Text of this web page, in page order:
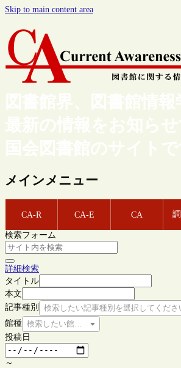
Skip to main content area
図書館界、図書館情
最新の情報をお知ら
国会図書館のサイトで
メインメニュー
CA-R CA-E CA
検索フォーム
詳細検索
タイトル
本文
記事種別
検索したい記事種別を選択してくださ
館種 検索したい館種を選択してください
投稿日
～